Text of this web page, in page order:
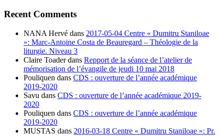
Recent Comments
NANA Hervé dans 2017-05-04 Centre « Dumitru Staniloae
»: Marc-Antoine Costa de Beauregard – Théologie de la
liturgie. Niveau 3
Claire Toaderdans Repport de la séance de l’atelier de
mémorisation de l’évangile de jeudi 10 mai 2018
Pouliquen dans CDS : ouverture de l’année académique
2019-2020
Savu dans CDS : ouverture de l’année académique 2019-
2020
Pouliquen dans CDS : ouverture de l’année académique
2019-2020
MUSTAS dans 2016-03-18 Centre « Dumitru Staniloae »: Pr.